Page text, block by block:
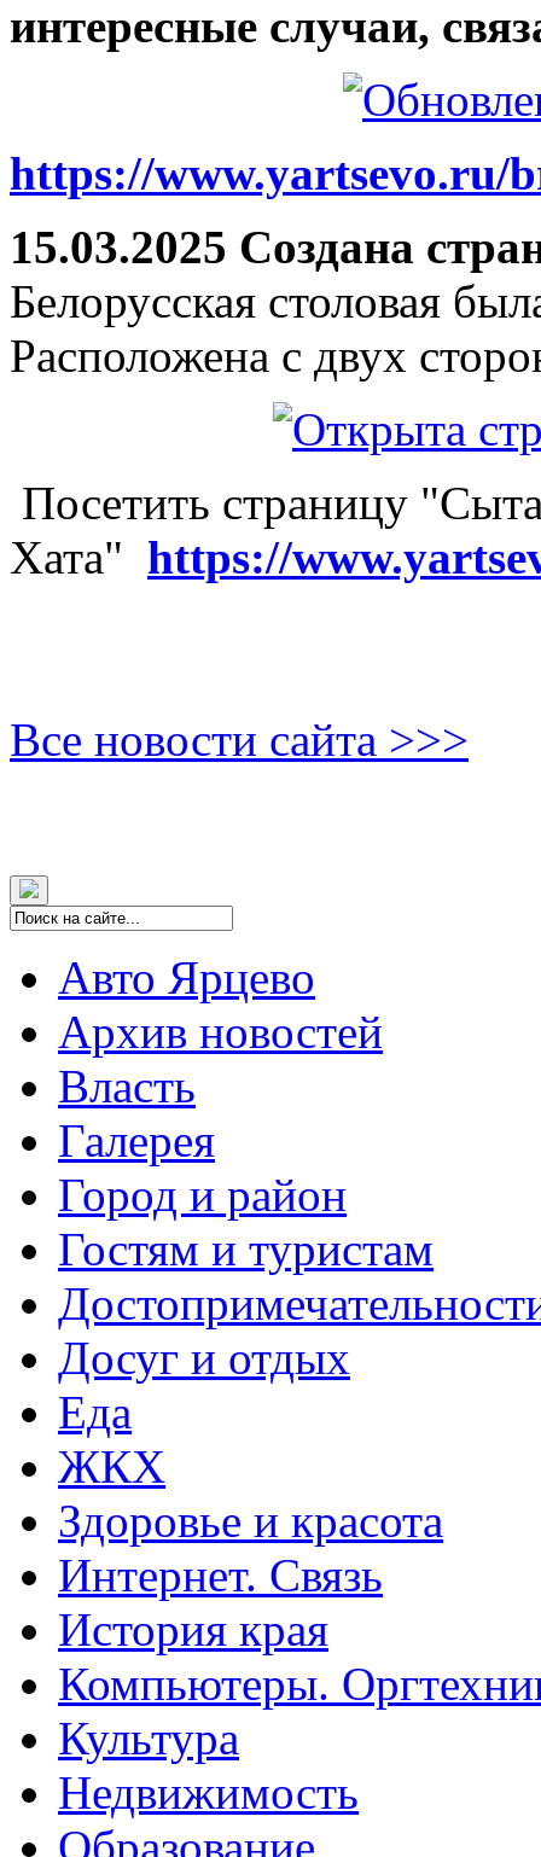
интересные случаи,
https://www.yartsevo.ru/
15.03.2025 Создана
Белорусская столовая
Расположена с двух
Посетить страницу
Хата" https://
Все новости сайта >>>
Авто Ярцево
Архив новостей
Власть
Галерея
Город и район
Гостям и туристам
Досуг и отдых
Еда
ЖКХ
Здоровье и красота
Интернет. Связь
История края
Компьютеры.
Культура
Недвижимость
Образование